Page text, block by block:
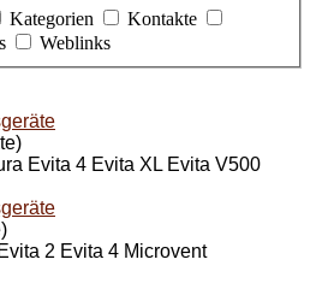
Kategorien
Kontakte
Weblinks
Evita 4 Evita XL Evita V500
2 Evita 4 Microvent